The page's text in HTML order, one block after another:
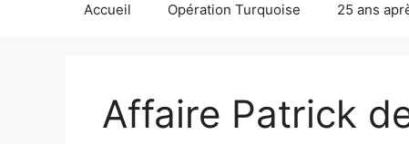
Accueil Opération Turquoise 25 ans
Affaire Patrick